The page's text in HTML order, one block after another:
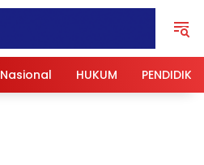
Nasional HUKUM